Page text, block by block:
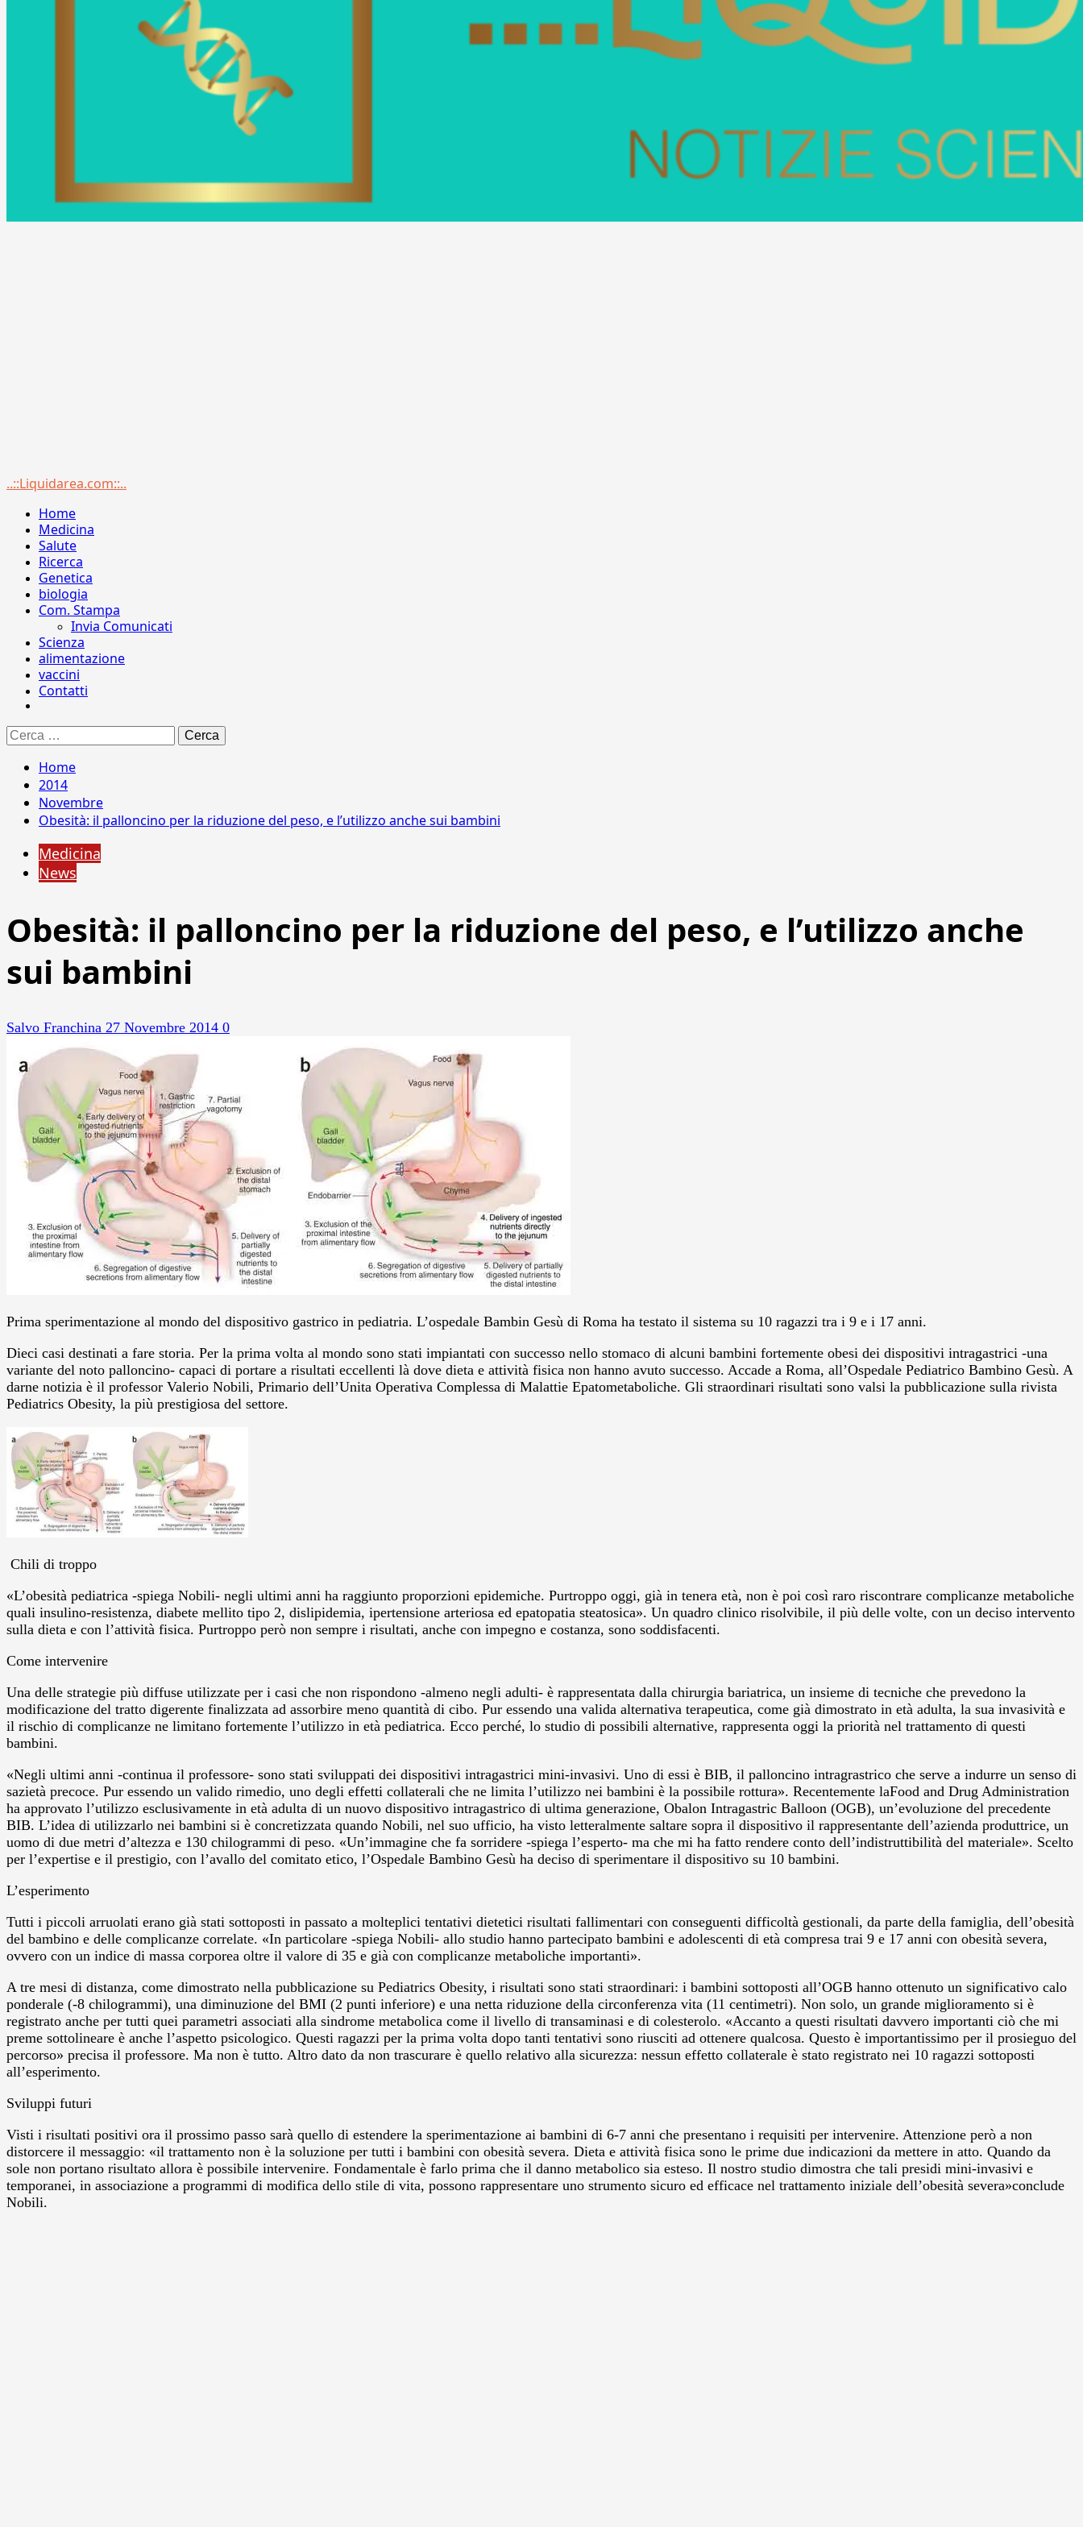
Menu
..::Liquidarea.com::..
Home
Medicina
Salute
Ricerca
Genetica
biologia
Com. Stampa
Invia Comunicati
Scienza
alimentazione
vaccini
Contatti
Ricerca
per:
Home
2014
Novembre
Obesità: il palloncino per la riduzione del peso, e l’utilizzo anche sui bambini
Medicina
News
Obesità: il palloncino per la riduzione del peso, e l’utilizzo anche
sui bambini
Salvo Franchina 27 Novembre 2014 0
Prima sperimentazione al mondo del dispositivo gastrico in pediatria. L’ospedale Bambin Gesù di Roma ha testato il sistema su 10 ragazzi tra i 9 e i 17 anni.
Dieci casi destinati a fare storia. Per la prima volta al mondo sono stati impiantati con successo nello stomaco di alcuni bambini fortemente obesi dei dispositivi intragastrici -una
variante del noto palloncino- capaci di portare a risultati eccellenti là dove dieta e attività fisica non hanno avuto successo. Accade a Roma, all’Ospedale Pediatrico Bambino Gesù. A
darne notizia è il professor Valerio Nobili, Primario dell’Unita Operativa Complessa di Malattie Epatometaboliche. Gli straordinari risultati sono valsi la pubblicazione sulla rivista
Pediatrics Obesity, la più prestigiosa del settore.
Chili di troppo
«L’obesità pediatrica -spiega Nobili- negli ultimi anni ha raggiunto proporzioni epidemiche. Purtroppo oggi, già in tenera età, non è poi così raro riscontrare complicanze metaboliche
quali insulino-resistenza, diabete mellito tipo 2, dislipidemia, ipertensione arteriosa ed epatopatia steatosica». Un quadro clinico risolvibile, il più delle volte, con un deciso intervento
sulla dieta e con l’attività fisica. Purtroppo però non sempre i risultati, anche con impegno e costanza, sono soddisfacenti.
Come intervenire
Una delle strategie più diffuse utilizzate per i casi che non rispondono -almeno negli adulti- è rappresentata dalla chirurgia bariatrica, un insieme di tecniche che prevedono la
modificazione del tratto digerente finalizzata ad assorbire meno quantità di cibo. Pur essendo una valida alternativa terapeutica, come già dimostrato in età adulta, la sua invasività e
il rischio di complicanze ne limitano fortemente l’utilizzo in età pediatrica. Ecco perché, lo studio di possibili alternative, rappresenta oggi la priorità nel trattamento di questi
bambini.
«Negli ultimi anni -continua il professore- sono stati sviluppati dei dispositivi intragastrici mini-invasivi. Uno di essi è BIB, il palloncino intragrastrico che serve a indurre un senso di
sazietà precoce. Pur essendo un valido rimedio, uno degli effetti collaterali che ne limita l’utilizzo nei bambini è la possibile rottura». Recentemente laFood and Drug Administration
ha approvato l’utilizzo esclusivamente in età adulta di un nuovo dispositivo intragastrico di ultima generazione, Obalon Intragastric Balloon (OGB), un’evoluzione del precedente
BIB. L’idea di utilizzarlo nei bambini si è concretizzata quando Nobili, nel suo ufficio, ha visto letteralmente saltare sopra il dispositivo il rappresentante dell’azienda produttrice, un
uomo di due metri d’altezza e 130 chilogrammi di peso. «Un’immagine che fa sorridere -spiega l’esperto- ma che mi ha fatto rendere conto dell’indistruttibilità del materiale». Scelto
per l’expertise e il prestigio, con l’avallo del comitato etico, l’Ospedale Bambino Gesù ha deciso di sperimentare il dispositivo su 10 bambini.
L’esperimento
Tutti i piccoli arruolati erano già stati sottoposti in passato a molteplici tentativi dietetici risultati fallimentari con conseguenti difficoltà gestionali, da parte della famiglia, dell’obesità
del bambino e delle complicanze correlate. «In particolare -spiega Nobili- allo studio hanno partecipato bambini e adolescenti di età compresa trai 9 e 17 anni con obesità severa,
ovvero con un indice di massa corporea oltre il valore di 35 e già con complicanze metaboliche importanti».
A tre mesi di distanza, come dimostrato nella pubblicazione su Pediatrics Obesity, i risultati sono stati straordinari: i bambini sottoposti all’OGB hanno ottenuto un significativo calo
ponderale (-8 chilogrammi), una diminuzione del BMI (2 punti inferiore) e una netta riduzione della circonferenza vita (11 centimetri). Non solo, un grande miglioramento si è
registrato anche per tutti quei parametri associati alla sindrome metabolica come il livello di transaminasi e di colesterolo. «Accanto a questi risultati davvero importanti ciò che mi
preme sottolineare è anche l’aspetto psicologico. Questi ragazzi per la prima volta dopo tanti tentativi sono riusciti ad ottenere qualcosa. Questo è importantissimo per il prosieguo del
percorso» precisa il professore. Ma non è tutto. Altro dato da non trascurare è quello relativo alla sicurezza: nessun effetto collaterale è stato registrato nei 10 ragazzi sottoposti
all’esperimento.
Sviluppi futuri
Visti i risultati positivi ora il prossimo passo sarà quello di estendere la sperimentazione ai bambini di 6-7 anni che presentano i requisiti per intervenire. Attenzione però a non
distorcere il messaggio: «il trattamento non è la soluzione per tutti i bambini con obesità severa. Dieta e attività fisica sono le prime due indicazioni da mettere in atto. Quando da
sole non portano risultato allora è possibile intervenire. Fondamentale è farlo prima che il danno metabolico sia esteso. Il nostro studio dimostra che tali presidi mini-invasivi e
temporanei, in associazione a programmi di modifica dello stile di vita, possono rappresentare uno strumento sicuro ed efficace nel trattamento iniziale dell’obesità severa»conclude
Nobili.